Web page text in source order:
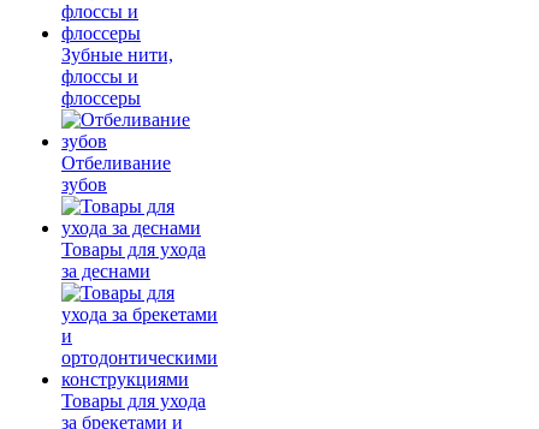
Зубные нити,
флоссы и
флоссеры
Отбеливание
зубов
Товары для ухода
за деснами
Товары для ухода
за брекетами и